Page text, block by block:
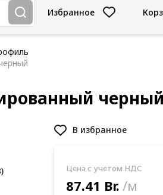
Избранное
черный
В избранное
Цена с учетом НДС
87.41 Br. /м